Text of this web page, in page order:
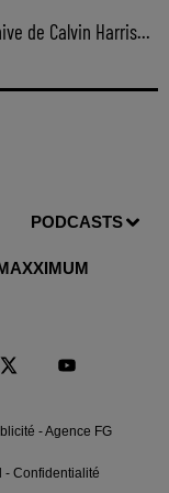
de Calvin Harris...
PODCASTS
- Agence FG
- Confidentialité